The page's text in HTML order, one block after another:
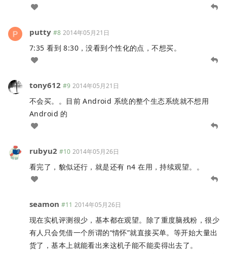
putty #8 2014年05月21日
7:35 看到 8:30，没看到个性化的点，不想买。
tony612 #9 2014年05月21日
不会买。。目前 Android 系统的整个生态系统就不想用
Android 的
rubyu2 #10 2014年05月26日
看完了，貌似还行，就是还有 n4 在用，持续观望。。
seamon #11 2014年05月26日
现在实机评测很少，基本都在观望。除了重度脑残粉，很少
有人只会凭借一个所谓的“情怀”就直接买单。等开始大量出
货了，基本上就能看出来这机子能不能卖得出去了。